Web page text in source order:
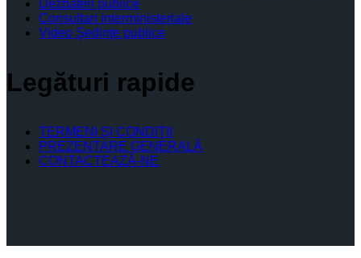
Dezbateri publice
Consultari interministeriale
Video Şedinţe publice
Legături rapide
TERMENI ŞI CONDIŢII
PREZENTARE GENERALĂ
CONTACTEAZĂ-NE